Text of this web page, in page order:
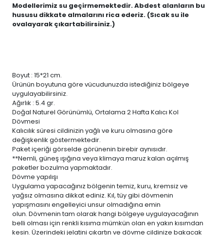
Modellerimiz su geçirmemektedir. Abdest alanların bu
hususu dikkate almalarını rica ederiz. (Sıcak su ile
ovalayarak çıkartabilirsiniz.)
Boyut : 15*21 cm.
Ürünün boyutuna göre vücudunuzda istediğiniz bölgeye
uygulayabilirsiniz.
Ağırlık : 5.4 gr.
Doğal Naturel Görünümlü, Ortalama 2 Hafta Kalıcı Kol
Dövmesi
Kalıcılık süresi cildinizin yağlı ve kuru olmasına göre
değişkenlik göstermektedir.
Paket içeriği görselde görünenin birebir aynısıdır.
**Nemli, güneş ışığına veya klimaya maruz kalan açılmış
paketler bozulma yapmaktadır.
Dövme yapılışı
Uygulama yapacağınız bölgenin temiz, kuru, kremsiz ve
yağsız olmasına dikkat ediniz. Kıl, tüy gibi dövmenin
yapışmasını engelleyici unsur olmadığına emin
olun. Dövmenin tam olarak hangi bölgeye uygulayacağının
belli olması için renkli kısıma mümkün olan en yakın kısımdan
kesin. Üzerindeki jelatini çıkartın ve dövme cildinize bakacak